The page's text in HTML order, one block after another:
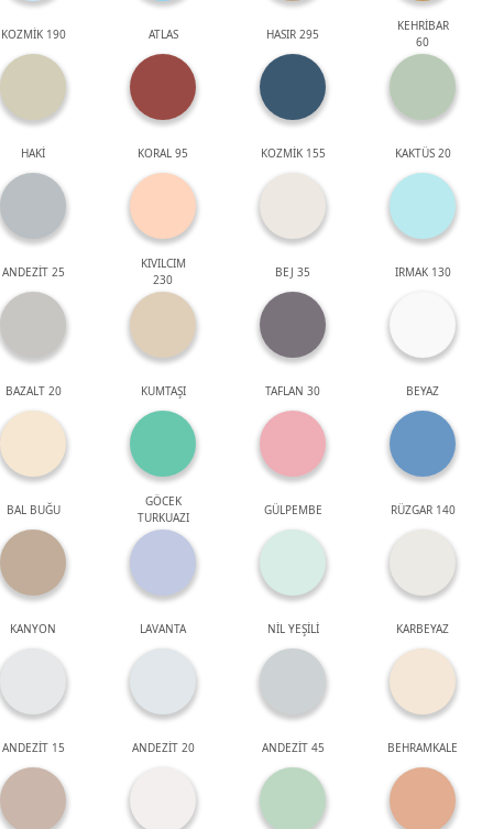
KOZMİK 190 ATLAS HASIR 295
KEHRİBAR
60
HAKİ KORAL 95 KOZMİK 155 KAKTÜS 20
ANDEZİT 25
KIVILCIM
230
BEJ 35 IRMAK 130
BAZALT 20 KUMTAŞI TAFLAN 30 BEYAZ
BAL BUĞU
GÖCEK
TURKUAZI
GÜLPEMBE RÜZGAR 140
KANYON LAVANTA NİL YEŞİLİ KARBEYAZ
ANDEZİT 15 ANDEZİT 20 ANDEZİT 45 BEHRAMKALE